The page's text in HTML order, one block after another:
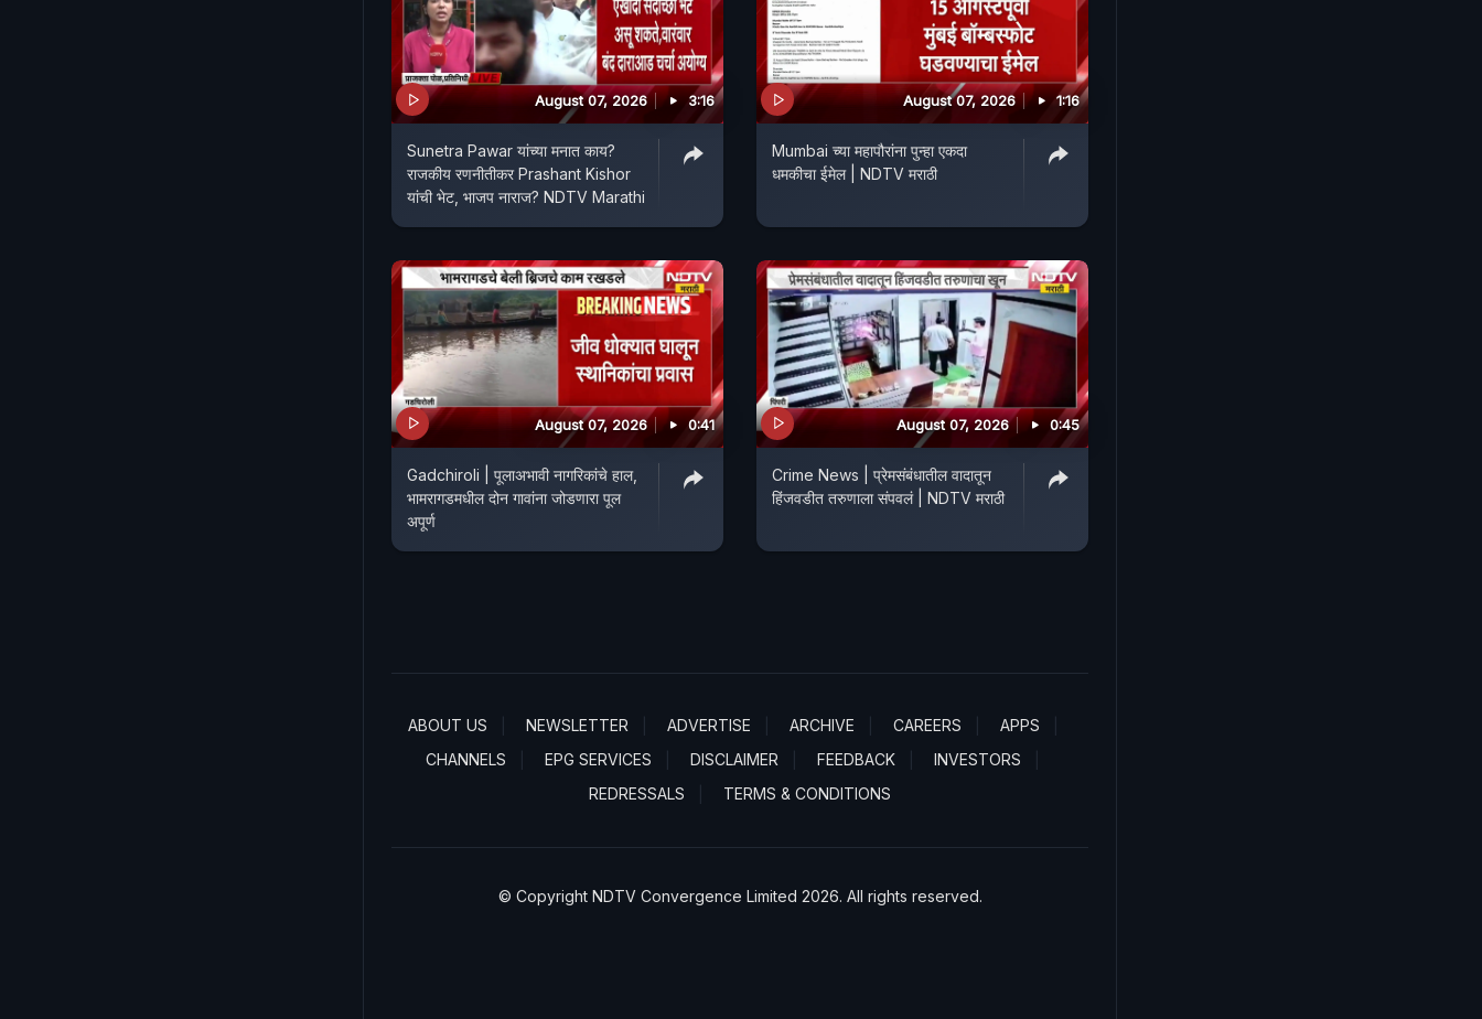
August 07, 2026 3:16
Sunetra Pawar यांच्या मनात काय?
राजकीय रणनीतीकर Prashant Kishor
यांची भेट, भाजप नाराज? NDTV Marathi
August 07, 2026 1:16
Mumbai च्या महापौरांना पुन्हा एकदा
धमकीचा ईमेल | NDTV मराठी
August 07, 2026 0:41
Gadchiroli | पूलाअभावी नागरिकांचे हाल,
भामरागडमधील दोन गावांना जोडणारा पूल
अपूर्ण
August 07, 2026 0:45
Crime News | प्रेमसंबंधातील वादातून
हिंजवडीत तरुणाला संपवलं | NDTV मराठी
ABOUT US NEWSLETTER ADVERTISE ARCHIVE CAREERS
APPS
CHANNELS
EPG SERVICES DISCLAIMER FEEDBACK
INVESTORS
REDRESSALS
TERMS & CONDITIONS
© Copyright NDTV Convergence Limited 2026. All rights reserved.